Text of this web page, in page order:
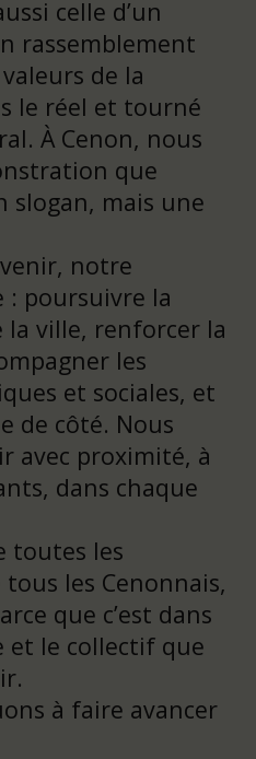
celle d’un
rassemblement
de la
le réel et tourné
À Cenon, nous
que
slogan, mais une
notre
: poursuivre la
ville, renforcer la
les
et sociales, et
de côté. Nous
avec proximité, à
dans chaque
toutes les
les Cenonnais,
que c’est dans
et le collectif que
à faire avancer